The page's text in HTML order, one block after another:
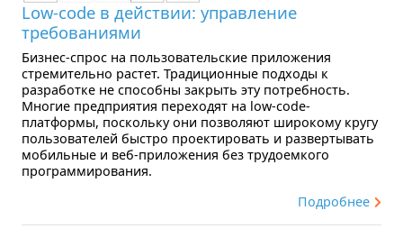
Low-code в действии: управление
требованиями
Бизнес-спрос на пользовательские приложения
стремительно растет. Традиционные подходы к
разработке не способны закрыть эту потребность.
Многие предприятия переходят на low-code-
платформы, поскольку они позволяют широкому кругу
пользователей быстро проектировать и развертывать
мобильные и веб-приложения без трудоемкого
программирования.
Подробнее